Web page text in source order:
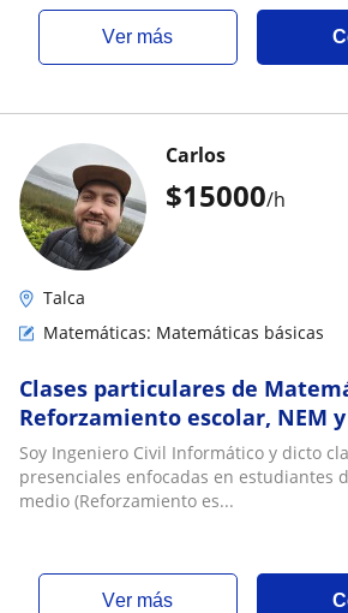
ver más
$15000/h
Carlos
Talca
Matemáticas: Matemáticas básicas
Clases particulares de
Reforzamiento escolar, NEM y
a 4° Medio)
Soy Ingeniero Civil Informático y dicto
presenciales enfocadas en estudiantes
medio (Reforzamiento es...
ver más